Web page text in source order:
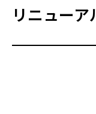
観光ガイド
リニューア